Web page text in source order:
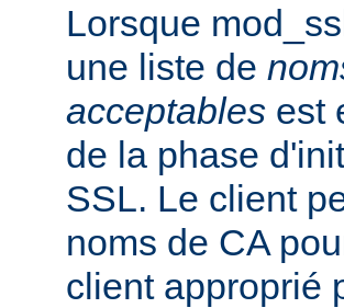
Lorsque
une liste de
acceptables est
de la phase
SSL. Le client
noms de CA
client approprié